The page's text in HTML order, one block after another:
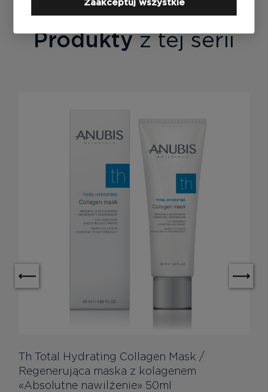
Produktyz tej serii
Th Total Hydrating Collagen Mask /
Regenerująca maska ​​z kolagenem
«Absolutne nawilżenie» 50ml
Zaakceptuj wszystkie